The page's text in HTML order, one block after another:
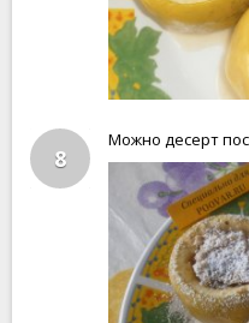
8
Можно десерт